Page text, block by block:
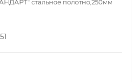
стальное полотно,250мм